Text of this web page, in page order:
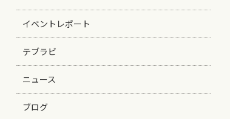
イベントレポート
テブラビ
ニュース
ブログ